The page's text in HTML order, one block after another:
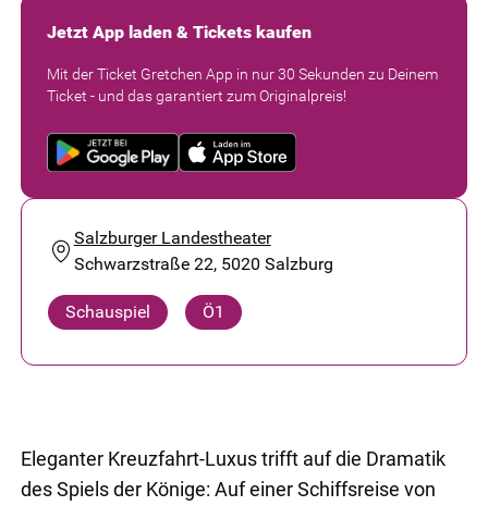
Jetzt App laden & Tickets kaufen
Mit der Ticket Gretchen App in nur 30 Sekunden zu Deinem
Ticket - und das garantiert zum Originalpreis!
Salzburger Landestheater
Schwarzstraße 22, 5020 Salzburg
Schauspiel Ö1
Eleganter Kreuzfahrt-Luxus trifft auf die Dramatik
des Spiels der Könige: Auf einer Schiffsreise von